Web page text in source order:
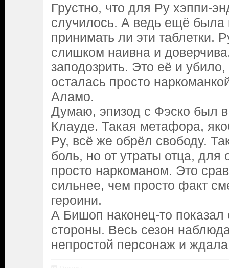
Грустно, что для Ру хэппи-
случилось. А ведь ещё была
принимать ли эти таблетки.
слишком наивна и
заподозрить. Это её и
осталась просто
Аламо.
Думаю, эпизод с Фэско был
Клауде. Такая метафора,
Ру, всё же обрёл свободу.
боль, но от утраты отца,
просто наркоманом. Это
сильнее, чем просто факт
героини.
А Бишоп наконец-то показал
стороны. Весь сезон
непростой персонаж и